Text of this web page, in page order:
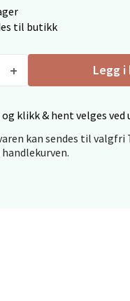
til butikk
Legg
klikk & hent velges ved
kan sendes til